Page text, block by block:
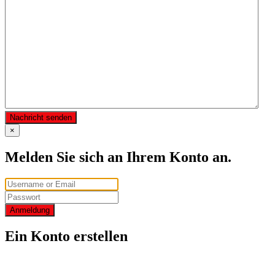
Nachricht senden
×
Melden Sie sich an Ihrem Konto an.
Anmeldung
Ein Konto erstellen